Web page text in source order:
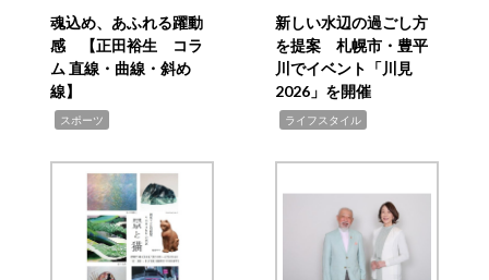
魂込め、あふれる躍動
感 【正田裕生 コラ
ム 直線・曲線・斜め
線】
スポーツ
新しい水辺の過ごし方
を提案 札幌市・豊平
川でイベント「川見
2026」を開催
ライフスタイル